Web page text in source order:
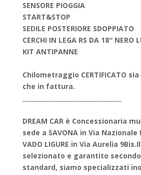
SENSORE PIOGGIA
START&STOP
SEDILE POSTERIORE SDOPPIATO
CERCHI IN LEGA RS DA 18″ NERO
KIT ANTIPANNE
Chilometraggio CERTIFICATO
che in fattura.
DREAM CAR è Concessionaria
sede a SAVONA in Via Nazionale
VADO LIGURE in Via Aurelia 9Bis.
selezionato e garantito
standard, siamo specializzati